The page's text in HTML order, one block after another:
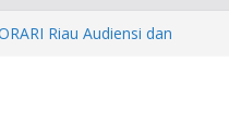
Riau Audiensi dan